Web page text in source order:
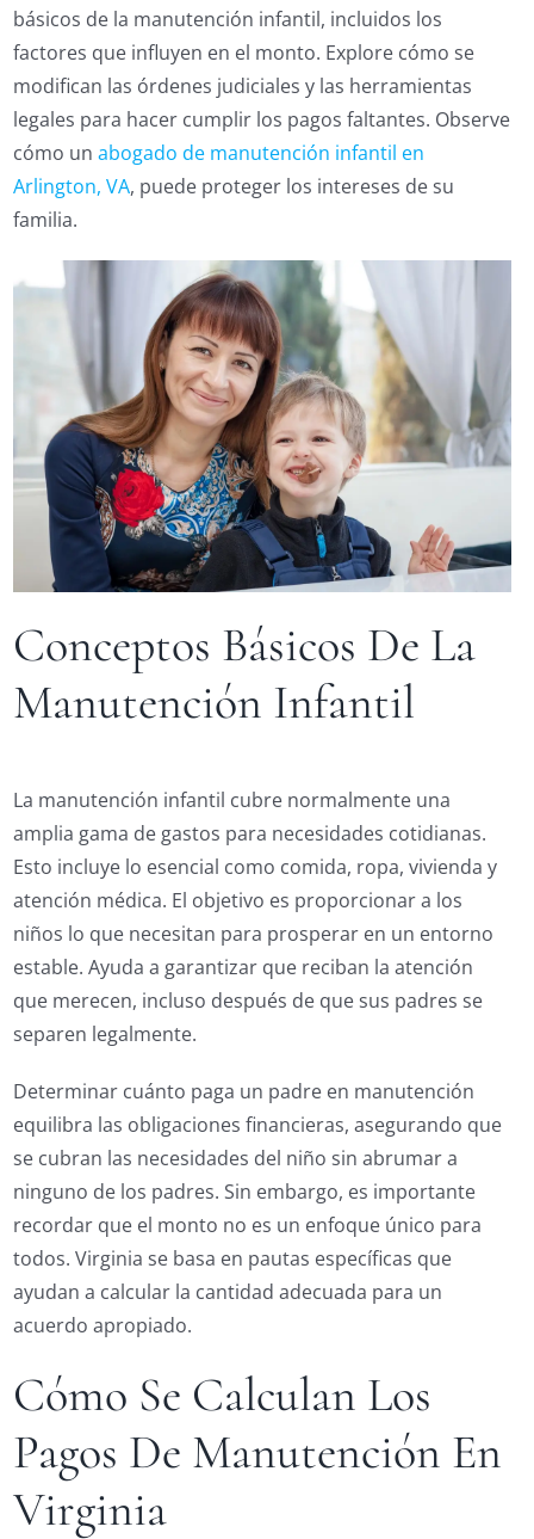
básicos de la manutención infantil, incluidos los
factores que influyen en el monto. Explore cómo se
modifican las órdenes judiciales y las herramientas
legales para hacer cumplir los pagos faltantes. Observe
cómo unabogado de manutención infantil en
Arlington, VA, puede proteger los intereses de su
familia.
Conceptos Básicos De La
Manutención Infantil
La manutención infantil cubre normalmente una
amplia gama de gastos para necesidades cotidianas.
Esto incluye lo esencial como comida, ropa, vivienda y
atención médica. El objetivo es proporcionar a los
niños lo que necesitan para prosperar en un entorno
estable. Ayuda a garantizar que reciban la atención
que merecen, incluso después de que sus padres se
separen legalmente.
Determinar cuánto paga un padre en manutención
equilibra las obligaciones financieras, asegurando que
se cubran las necesidades del niño sin abrumar a
ninguno de los padres. Sin embargo, es importante
recordar que el monto no es un enfoque único para
todos. Virginia se basa en pautas específicas que
ayudan a calcular la cantidad adecuada para un
acuerdo apropiado.
Cómo Se Calculan Los
Pagos De Manutención En
Virginia